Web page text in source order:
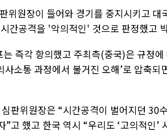
위원장이 들어와 경기를 중지시키고
간공격을 '악의적인' 것으로 판정했고
즉각 항의했고 주최측(중국)은 규정
사소통 과정에서 불거진 오해’로 압축
판위원장은 “시간공격이 벌어지던 30
”고 했고 한국 역시 “우리도 ‘고의적인’